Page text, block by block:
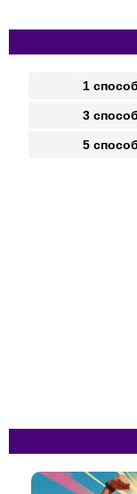
1 способ
3 способ
5 способ